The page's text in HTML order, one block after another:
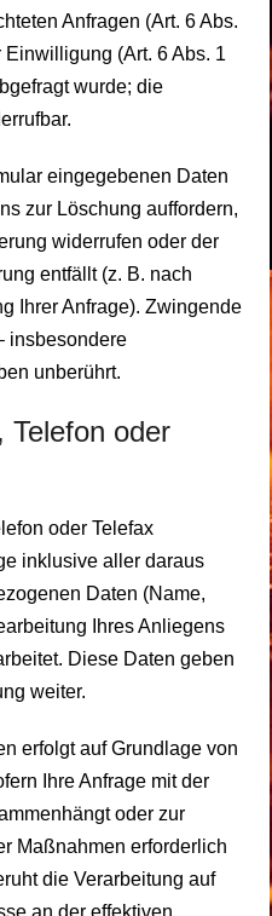
Anfragen (Art. 6 Abs.
Einwilligung (Art. 6 Abs. 1
wurde; die
eingegebenen Daten
zur Löschung auffordern,
widerrufen oder der
entfällt (z. B. nach
Ihrer Anfrage). Zwingende
insbesondere
unberührt.
Telefon oder
oder Telefax
inklusive aller daraus
Daten (Name,
Ihres Anliegens
Diese Daten geben
weiter.
erfolgt auf Grundlage von
Ihre Anfrage mit der
oder zur
Maßnahmen erforderlich
die Verarbeitung auf
an der effektiven